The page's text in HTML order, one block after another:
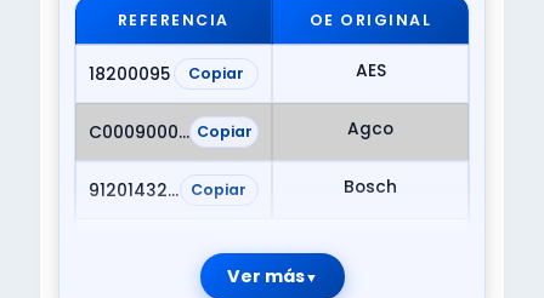
REFERENCIA OE ORIGINAL
18200095 Copiar AES
C000900010040 Copiar Agco
9120143200 Copiar Bosch
Ver más